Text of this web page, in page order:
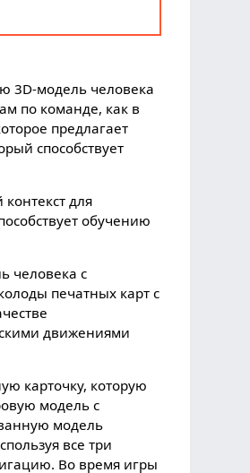
3D-модель человека
по команде, как в
предлагает
способствует
для
обучению
человека с
печатных карт с
движениями
карточку, которую
модель с
модель
все три
Во время игры